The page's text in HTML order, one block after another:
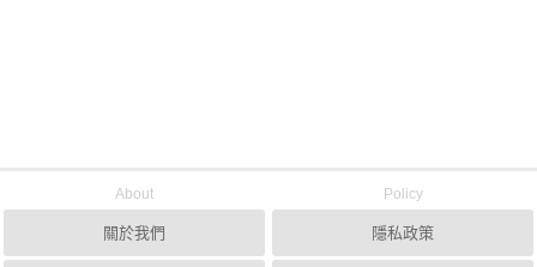
About
關於我們
Policy
隱私政策